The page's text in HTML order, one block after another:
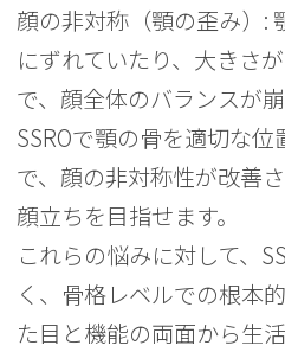
顔の非対称（顎の歪み）:
にずれていたり、大きさ
で、顔全体のバランスが
SSROで顎の骨を適切な
で、顔の非対称性が改善
顔立ちを目指せます。
これらの悩みに対して、
く、骨格レベルでの根本
た目と機能の両面から生